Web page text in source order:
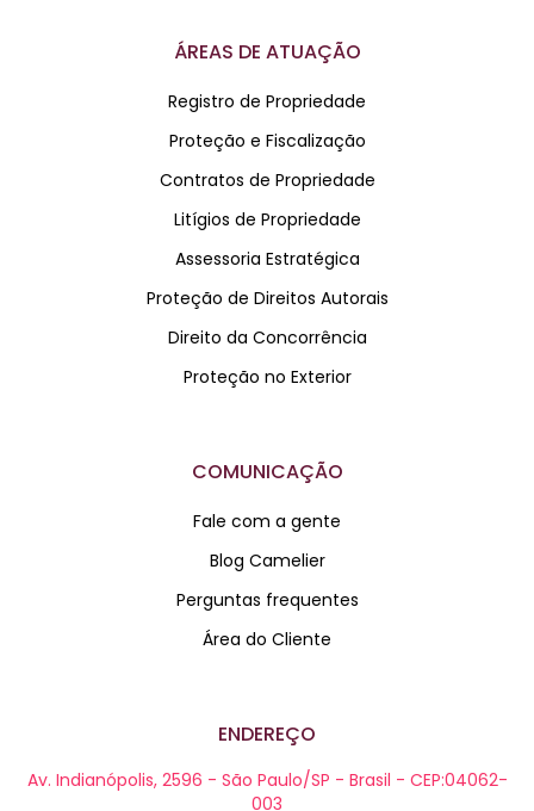
ÁREAS DE ATUAÇÃO
Registro de Propriedade
Proteção e Fiscalização
Contratos de Propriedade
Litígios de Propriedade
Assessoria Estratégica
Proteção de Direitos Autorais
Direito da Concorrência
Proteção no Exterior
COMUNICAÇÃO
Fale com a gente
Blog Camelier
Perguntas frequentes
Área do Cliente
ENDEREÇO
Av. Indianópolis, 2596 - São Paulo/SP - Brasil - CEP:04062-
003